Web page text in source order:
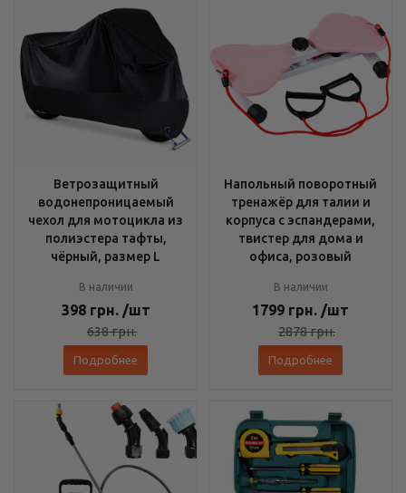
Ветрозащитный
водонепроницаемый
чехол для мотоцикла из
полиэстера тафты,
чёрный, размер L
В наличии
398 грн. /шт
638грн.
Подробнее
Напольный поворотный
тренажёр для талии и
корпуса с эспандерами,
твистер для дома и
офиса, розовый
В наличии
1799 грн. /шт
2878грн.
Подробнее